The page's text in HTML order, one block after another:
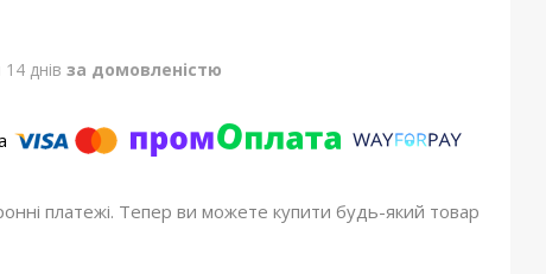
днів за домовленістю
платежі. Тепер ви можете купити будь-який товар